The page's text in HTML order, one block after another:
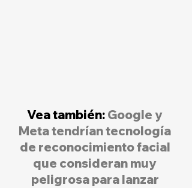
Vea también: Google y
Meta tendrían tecnología
de reconocimiento facial
que consideran muy
peligrosa para lanzar